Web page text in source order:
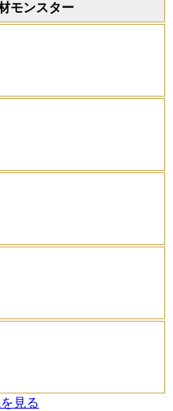
モンスター
見る